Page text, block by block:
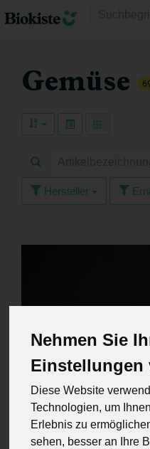
Nehmen Sie
Einstellungen
Diese Website
Technologien, um
Erlebnis zu
sehen, besser an Ihre
Gemüse
Hersteller